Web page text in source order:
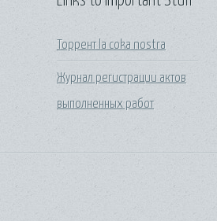
Торрент la coka nostra
Журнал регистрации актов
выполненных работ